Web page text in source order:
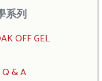
系列
OFF GEL
& A